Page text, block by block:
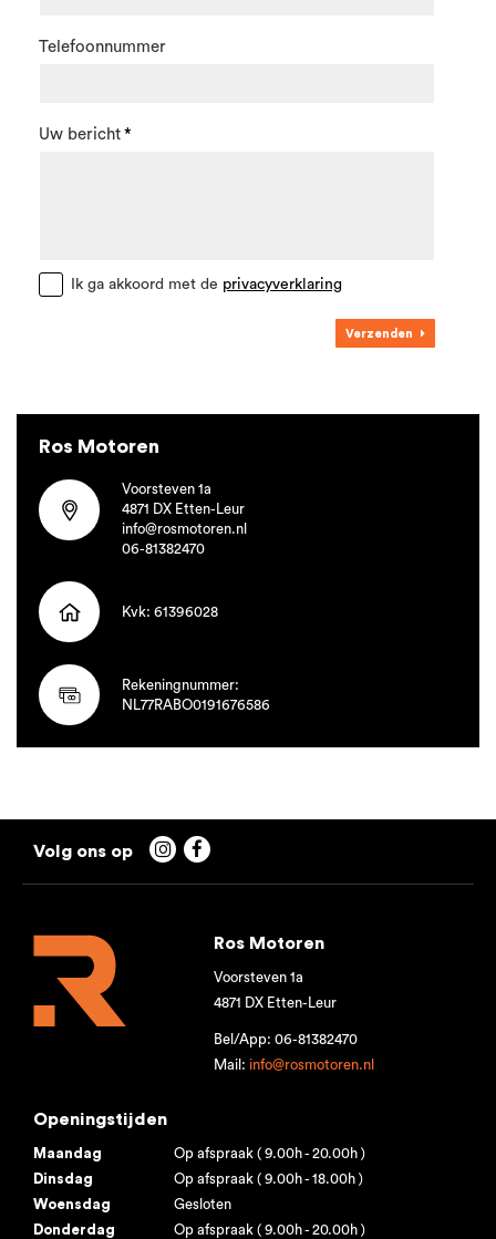
Telefoonnummer
Uw bericht
Ik ga akkoord met de privacyverklaring
Verzenden
Ros Motoren
Voorsteven 1a
4871 DX Etten-Leur
info@rosmotoren.nl
06-81382470
Kvk: 61396028
Rekeningnummer:
NL77RABO0191676586
 
Ros Motoren
Voorsteven 1a
4871 DX Etten-Leur
Bel/App: 06-81382470
Mail: info@rosmotoren.nl
Openingstijden
Maandag
Op afspraak ( 9.00h - 20.00h )
Dinsdag
Op afspraak ( 9.00h - 18.00h )
Woensdag
Gesloten
Donderdag
Op afspraak ( 9.00h - 20.00h )